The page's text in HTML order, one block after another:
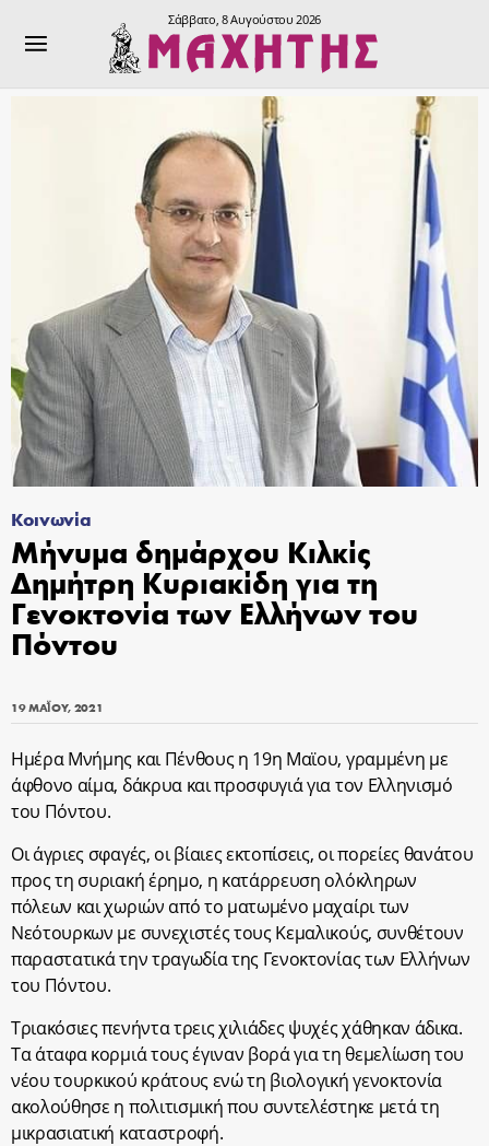
Σάββατο, 8 Αυγούστου 2026
Κοινωνία
Μήνυμα δημάρχου Κιλκίς
Δημήτρη Κυριακίδη για τη
Γενοκτονία των Ελλήνων του
Πόντου
19 ΜΑΪ́ΟΥ, 2021
Ημέρα Μνήμης και Πένθους η 19η Μαϊου, γραμμένη με
άφθονο αίμα, δάκρυα και προσφυγιά για τον Ελληνισμό
του Πόντου.
Οι άγριες σφαγές, οι βίαιες εκτοπίσεις, οι πορείες θανάτου
προς τη συριακή έρημο, η κατάρρευση ολόκληρων
πόλεων και χωριών από το ματωμένο μαχαίρι των
Νεότουρκων με συνεχιστές τους Κεμαλικούς, συνθέτουν
παραστατικά την τραγωδία της Γενοκτονίας των Ελλήνων
του Πόντου.
Τριακόσιες πενήντα τρεις χιλιάδες ψυχές χάθηκαν άδικα.
Τα άταφα κορμιά τους έγιναν βορά για τη θεμελίωση του
νέου τουρκικού κράτους ενώ τη βιολογική γενοκτονία
ακολούθησε η πολιτισμική που συντελέστηκε μετά τη
μικρασιατική καταστροφή.